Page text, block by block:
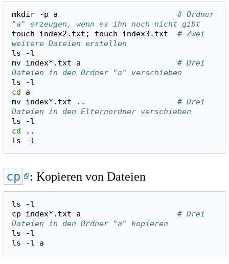
mkdir -p a
# Ordner
"a" erzeugen, wenn es ihn noch nicht gibt
touch
index2.txt ; touch index3.txt
# Zwei
weitere Dateien erstellen
ls
-l
mv index*.txt a
# Drei
Dateien in den Ordner "a" verschieben
ls
cd
a
mv index*.txt ..
# Drei
Dateien in den Elternordner verschieben
ls
cd
..
ls
cp : Kopieren von Dateien
ls
-l
cp
index*.txt a
# Drei
Dateien in den Ordner "a" kopieren
ls
-l
ls
-l